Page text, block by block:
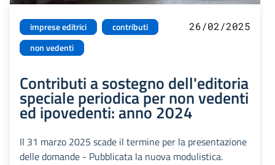
imprese editrici
contributi
non vedenti
26/02/2025
Contributi a sostegno dell'editoria
speciale periodica per non vedenti
ed ipovedenti: anno 2024
Il 31 marzo 2025 scade il termine per la presentazione
delle domande - Pubblicata la nuova modulistica.